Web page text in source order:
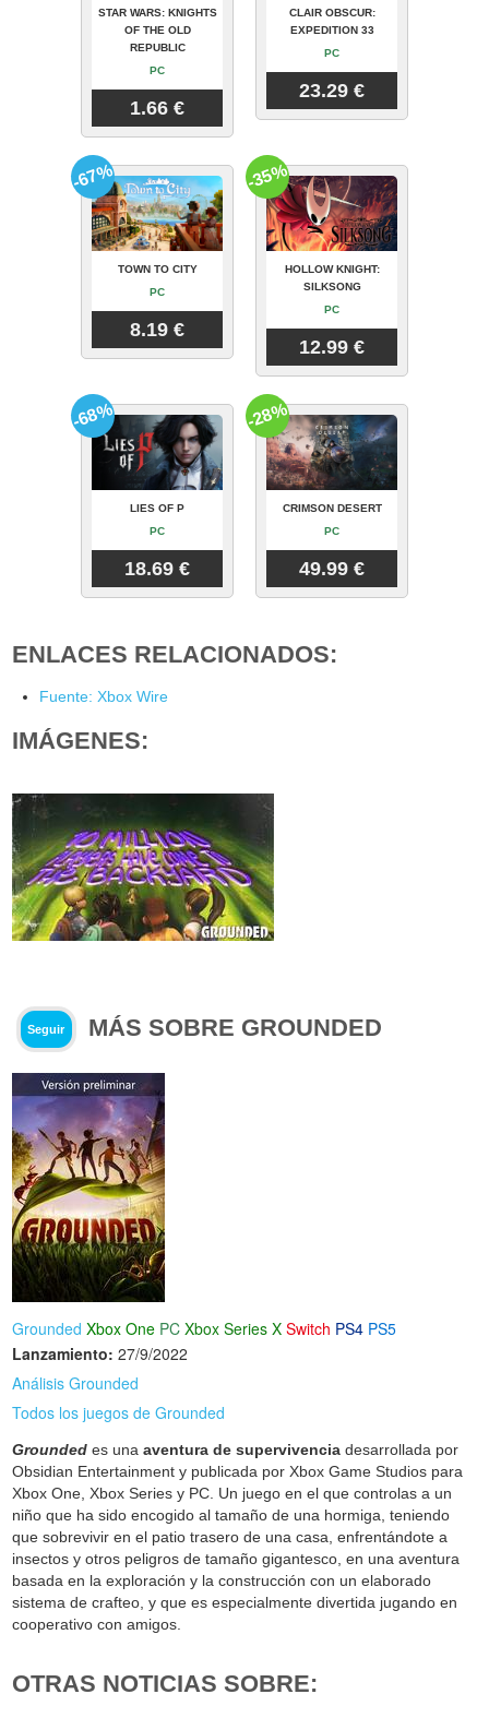
STAR WARS: KNIGHTS
OF THE OLD
REPUBLIC
PC
1.66 €
CLAIR OBSCUR:
EXPEDITION 33
PC
23.29 €
TOWN TO CITY
PC
8.19 €
-67%
HOLLOW KNIGHT:
SILKSONG
PC
12.99 €
-35%
LIES OF P
PC
18.69 €
-68%
CRIMSON DESERT
PC
49.99 €
-28%
ENLACES RELACIONADOS:
Fuente: Xbox Wire
IMÁGENES:
Seguir MÁS SOBRE GROUNDED
Grounded Xbox One PC Xbox Series X Switch PS4 PS5
Lanzamiento: 27/9/2022
Análisis Grounded
Todos los juegos de Grounded
Grounded es unaaventura de supervivencia desarrollada por
Obsidian Entertainment y publicada por Xbox Game Studios para
Xbox One, Xbox Series y PC. Un juego en el que controlas a un
niño que ha sido encogido al tamaño de una hormiga, teniendo
que sobrevivir en el patio trasero de una casa, enfrentándote a
insectos y otros peligros de tamaño gigantesco, en una aventura
basada en la exploración y la construcción con un elaborado
sistema de crafteo, y que es especialmente divertida jugando en
cooperativo con amigos.
OTRAS NOTICIAS SOBRE: